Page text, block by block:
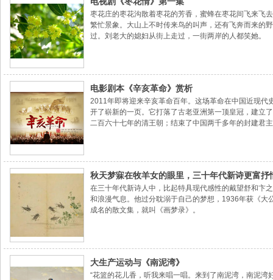
枣花庄的枣花沟散着枣花的芳香，蜜蜂在枣花间飞来飞
繁忙景象。大山上不时传来鸟的叫声，还有飞奔而来的
过。刘老大的媳妇从街上走过，一街两岸的人都笑她。
电影剧本《辛亥革命》赏析
2011年即将迎来辛亥革命百年。这场革命在中国近现代
开了崭新的一页。它打落了古老亚洲第一顶皇冠，建立
二百六十七年的清王朝；结束了中国两千多年的封建君
秋天梦寐在牧羊女的眼里，三十年代新诗更富抒
在三十年代新诗人中，比起特具现代感性的戴望舒和卞
和浪漫气息。他过分耽溺于自己的梦想，1936年获《大
成名的散文集，就叫《画梦录》。
大生产运动与《南泥湾》
“花篮的花儿香，听我来唱一唱。来到了南泥湾，南泥